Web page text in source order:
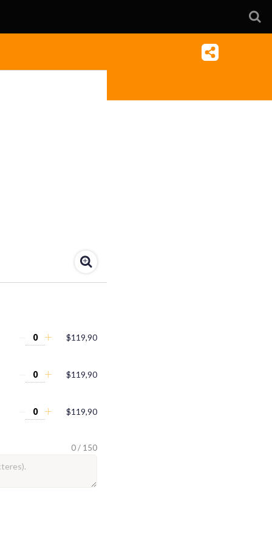
$119,90
$119,90
$119,90
0 / 150